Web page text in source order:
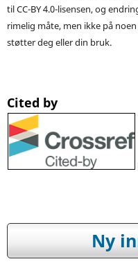
til CC-BY 4.0-lisensen, og
rimelig måte, men ikke på
støtter deg eller din bruk.
Cited by
Ny